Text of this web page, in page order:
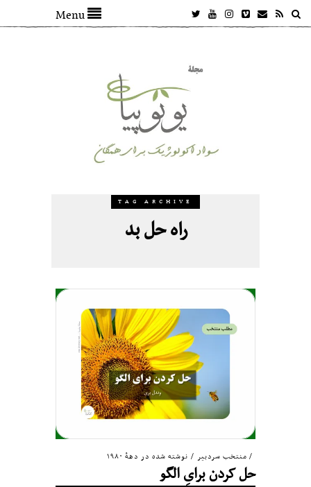
Menu
TAG ARCHIVE
راه حل بد
منتخب سردبیر / نوشته شده در دههٔ ۱۹۸۰
حل کردن برایِ الگو